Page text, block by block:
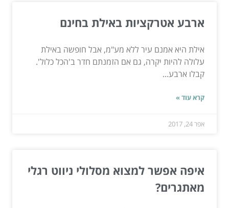
ארבע אטרקציות באילת בחינם
אילת היא אמנם עיר ללא מע"מ, אבל חופשה באילת
עלולה להיות יקרה, גם אם הזמנתם חדר ב'הכל כלול'.
קבלו ארבע...
קרא עוד »
אפר 24, 2017
איפה אפשר למצוא מסלולי ניווט רגלי
מאתגרים?